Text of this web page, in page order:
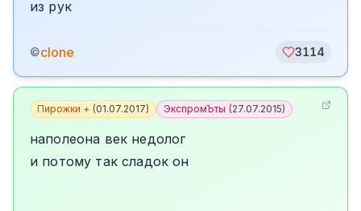
из рук
©clone 3114
Пирожки + (01.07.2017) ЭкспромЪты (27.07.2015)
наполеона век недолог
и потому так сладок он